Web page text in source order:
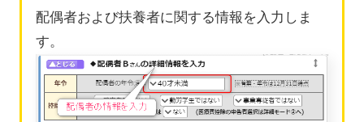
配偶者および扶養者に関する情報を入力しま
す。